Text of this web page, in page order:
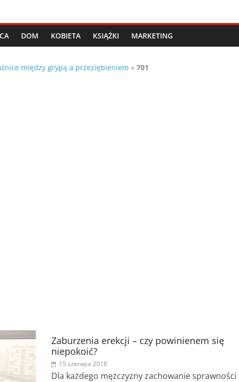
DOM KOBIETA KSIĄŻKI MARKETING
między grypą a przeziębieniem » 701
Zaburzenia erekcji – czy powinienem się
niepokoić?
15 czerwca 2018
Dla każdego mężczyzny zachowanie sprawności